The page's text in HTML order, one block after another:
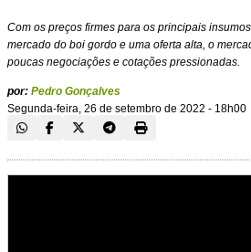
Com os preços firmes para os principais
mercado do boi gordo e uma oferta alta, o
poucas negociações e cotações pressionadas.
por: Pedro Gonçalves
Segunda-feira, 26 de setembro de 2022 - 18h00